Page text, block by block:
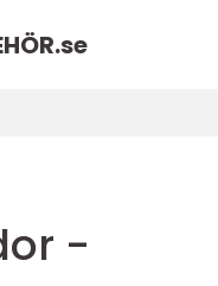
se
-